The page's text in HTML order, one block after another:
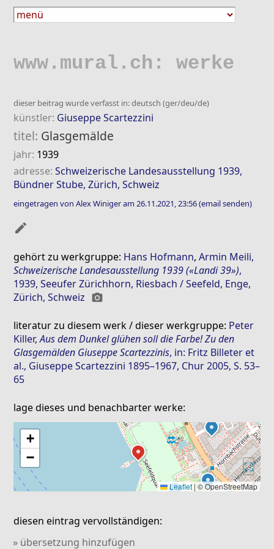
www.mural.ch: werke
dieser beitrag wurde verfasst in: deutsch (ger/deu/de)
künstler: Giuseppe Scartezzini
titel: Glasgemälde
jahr: 1939
adresse:Schweizerische Landesausstellung 1939,
Bündner Stube, Zürich, Schweiz
eingetragen von Alex Winiger am 26.11.2021, 23:56(email senden)
mode_edit
gehört zu werkgruppe: Hans Hofmann,Armin Meili,
Schweizerische Landesausstellung 1939 («Landi 39»),
1939, Seeufer Zürichhorn, Riesbach / Seefeld, Enge,
Zürich, Schweiz photo_camera
literatur zu diesem werk / dieser werkgruppe: Peter
Killer,Aus dem Dunkel glühen soll die Farbe! Zu den
Glasgemälden Giuseppe Scartezzinis, in: Fritz Billeter et
al., Giuseppe Scartezzini 1895–1967, Chur 2005, S. 53–
65
lage dieses und benachbarter werke:
+
−
⛶
Leaflet | © OpenStreetMap
diesen eintrag vervollständigen:
» übersetzung hinzufügen